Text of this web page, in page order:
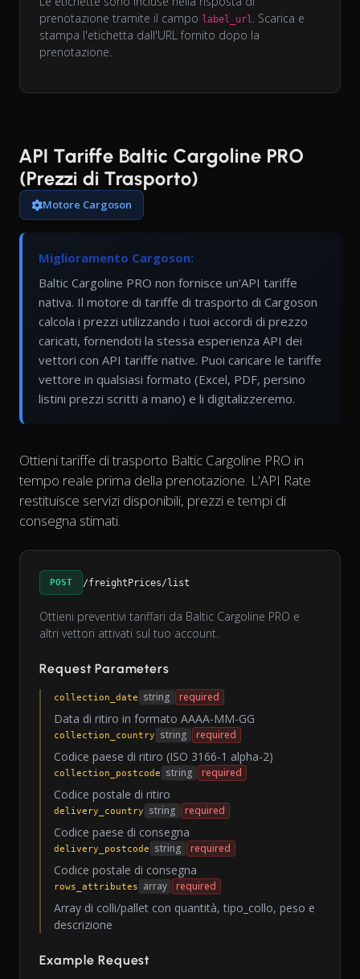
prenotazione tramite il campo label_url. Scarica e
stampa l'etichetta dall'URL fornito dopo la
prenotazione.
API Tariffe Baltic Cargoline PRO
(Prezzi di Trasporto)
Motore Cargoson
Miglioramento Cargoson:
Baltic Cargoline PRO non fornisce un'API tariffe
nativa. Il motore di tariffe di trasporto di Cargoson
calcola i prezzi utilizzando i tuoi accordi di prezzo
caricati, fornendoti la stessa esperienza API dei
vettori con API tariffe native. Puoi caricare le tariffe
vettore in qualsiasi formato (Excel, PDF, persino
listini prezzi scritti a mano) e li digitalizzeremo.
Ottieni tariffe di trasporto Baltic Cargoline PRO in
tempo reale prima della prenotazione. L'API Rate
restituisce servizi disponibili, prezzi e tempi di
consegna stimati.
POST /freightPrices/list
Ottieni preventivi tariffari da Baltic Cargoline PRO e
altri vettori attivati sul tuo account.
Request Parameters
collection_date string required
Data di ritiro in formato AAAA-MM-GG
collection_country string required
Codice paese di ritiro (ISO 3166-1 alpha-2)
collection_postcode string required
Codice postale di ritiro
delivery_country string required
Codice paese di consegna
delivery_postcode string required
Codice postale di consegna
rows_attributes array required
Array di colli/pallet con quantità, tipo_collo, peso e
descrizione
Example Request